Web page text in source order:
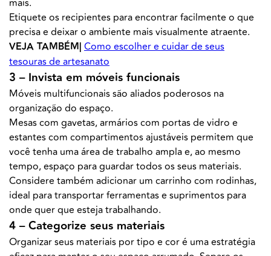
mais.
Etiquete os recipientes para encontrar facilmente o que
precisa e deixar o ambiente mais visualmente atraente.
VEJA TAMBÉM| Como escolher e cuidar de seus
tesouras de artesanato
3 – Invista em móveis funcionais
Móveis multifuncionais são aliados poderosos na
organização do espaço.
Mesas com gavetas, armários com portas de vidro e
estantes com compartimentos ajustáveis permitem que
você tenha uma área de trabalho ampla e, ao mesmo
tempo, espaço para guardar todos os seus materiais.
Considere também adicionar um carrinho com rodinhas,
ideal para transportar ferramentas e suprimentos para
onde quer que esteja trabalhando.
4 – Categorize seus materiais
Organizar seus materiais por tipo e cor é uma estratégia